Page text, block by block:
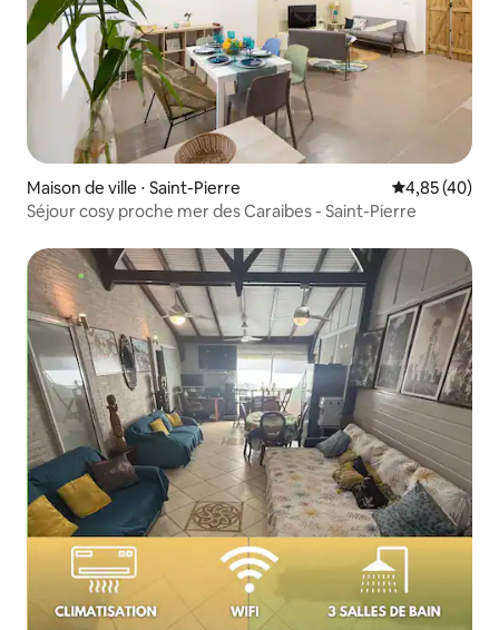
Maison de ville ⋅ Saint-Pierre Évaluation
4,85 (40)
Séjour cosy proche mer des Caraibes - Saint-Pierre